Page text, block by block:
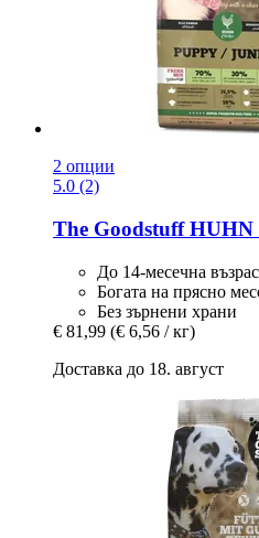
2 опции
5.0 (2)
The GoodstuffHUHN
До 14-месечна
Богата на прясно
Без зърнени храни
€ 81,99 (€ 6,56 / кг)
Доставка до 18. август